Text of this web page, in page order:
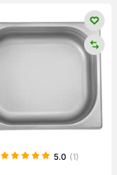
5.0 (1)